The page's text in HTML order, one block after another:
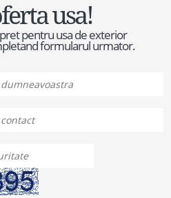
usa!
pentru usa de exterior
formularul urmator.